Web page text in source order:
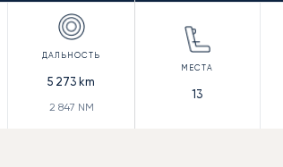
5 273 km
2 847 NM
13